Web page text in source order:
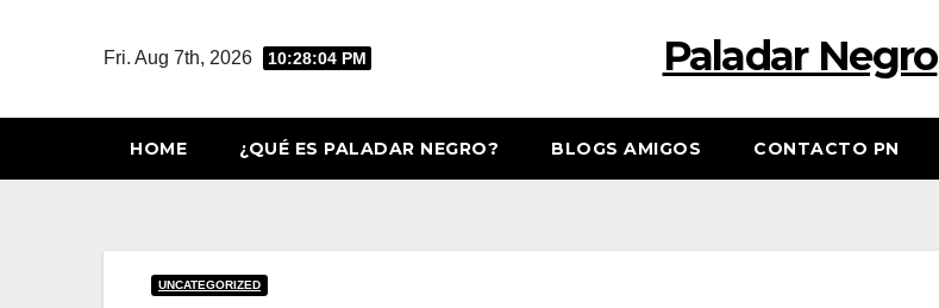
Fri. Aug 7th, 2026 10:28:05 PM Paladar Negro
HOME ¿QUÉ ES PALADAR NEGRO? BLOGS AMIGOS CONTACTO PN
UNCATEGORIZED